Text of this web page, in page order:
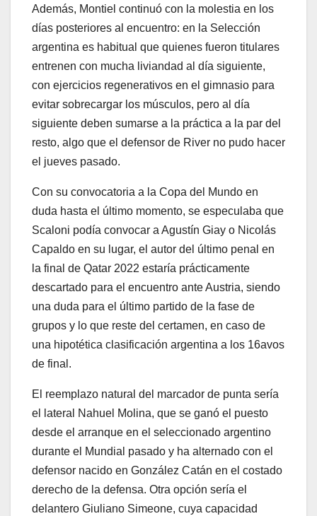
Además, Montiel continuó con la molestia en los
días posteriores al encuentro: en la Selección
argentina es habitual que quienes fueron titulares
entrenen con mucha liviandad al día siguiente,
con ejercicios regenerativos en el gimnasio para
evitar sobrecargar los músculos, pero al día
siguiente deben sumarse a la práctica a la par del
resto, algo que el defensor de River no pudo hacer
el jueves pasado.
Con su convocatoria a la Copa del Mundo en
duda hasta el último momento, se especulaba que
Scaloni podía convocar a Agustín Giay o Nicolás
Capaldo en su lugar, el autor del último penal en
la final de Qatar 2022 estaría prácticamente
descartado para el encuentro ante Austria, siendo
una duda para el último partido de la fase de
grupos y lo que reste del certamen, en caso de
una hipotética clasificación argentina a los 16avos
de final.
El reemplazo natural del marcador de punta sería
el lateral Nahuel Molina, que se ganó el puesto
desde el arranque en el seleccionado argentino
durante el Mundial pasado y ha alternado con el
defensor nacido en González Catán en el costado
derecho de la defensa. Otra opción sería el
delantero Giuliano Simeone, cuya capacidad